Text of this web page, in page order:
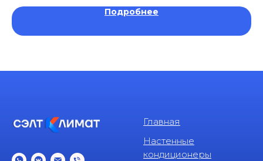
Подробнее
Главная
Настенные
кондиционеры